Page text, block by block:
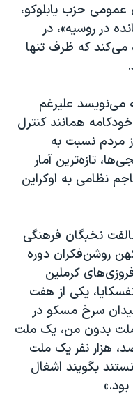
عمومی حزب یابلوکو،
در روسیه»، در
می‌کند که ظرف تنها
می‌نویسد علیرغم
همانند کنترل
مردم نسبت به
تازه‌ترین آمار
نظامی به اوکراین
نخبگان فرهنگی
روشن‌فکران دوره
کرملین
یکی از هفت
سرخ مسکو در
ملت بدون من، یک ملت
هزار نفر یک ملت
بگویند اشغال